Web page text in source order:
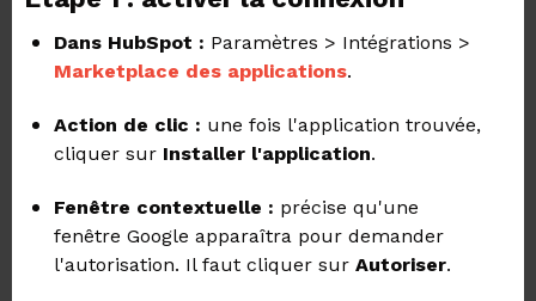
Dans HubSpot : Paramètres > Intégrations >
Marketplace des applications.
Action de clic : une fois l'application trouvée,
cliquer sur Installer l'application.
Fenêtre contextuelle : précise qu'une
fenêtre Google apparaîtra pour demander
l'autorisation. Il faut cliquer sur Autoriser.